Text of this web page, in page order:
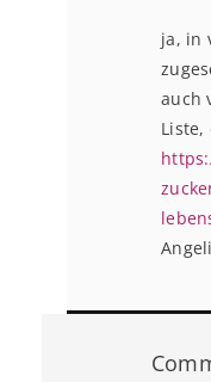
ja, in
auch